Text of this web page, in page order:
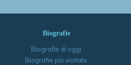
Biografie
Biografie di oggi
Biografie più visitate